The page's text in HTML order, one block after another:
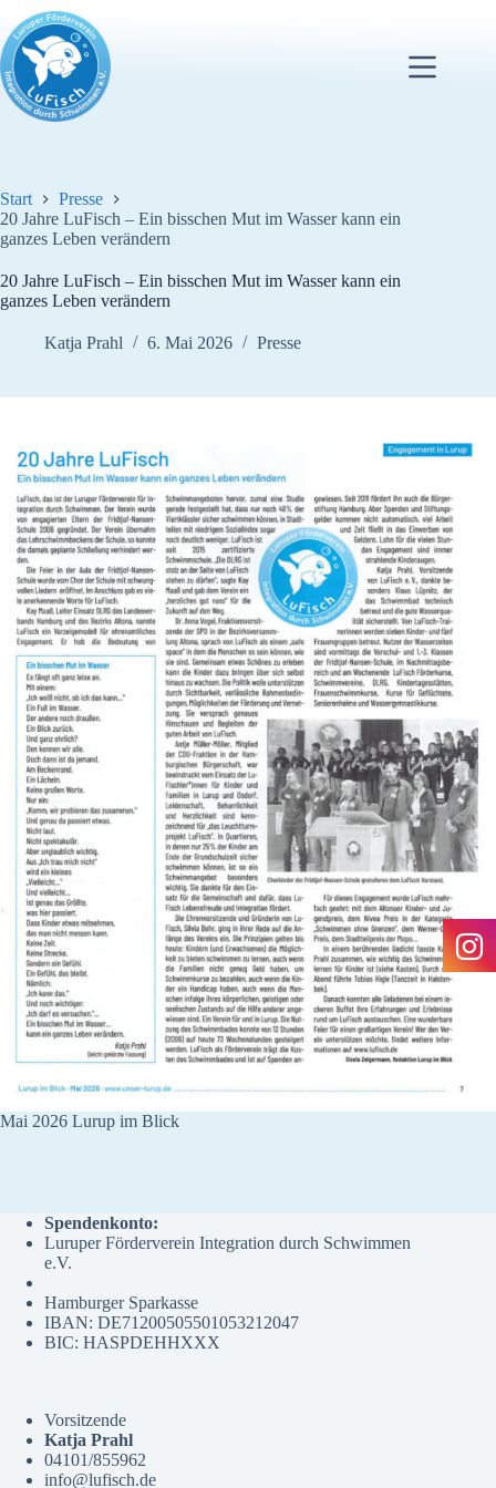
Inhalt
springen
Start
Presse
20 Jahre LuFisch – Ein bisschen Mut im Wasser kann ein
ganzes Leben verändern
20 Jahre LuFisch – Ein bisschen Mut im Wasser kann ein
ganzes Leben verändern
Katja Prahl 6. Mai 2026 Presse
Mai 2026 Lurup im Blick
Spendenkonto:
Luruper Förderverein Integration durch Schwimmen
e.V.
Hamburger Sparkasse
IBAN: DE71200505501053212047
BIC: HASPDEHHXXX
Vorsitzende
Katja Prahl
04101/855962
info@lufisch.de